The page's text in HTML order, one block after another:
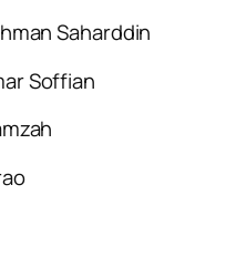
Saharddin
Soffian